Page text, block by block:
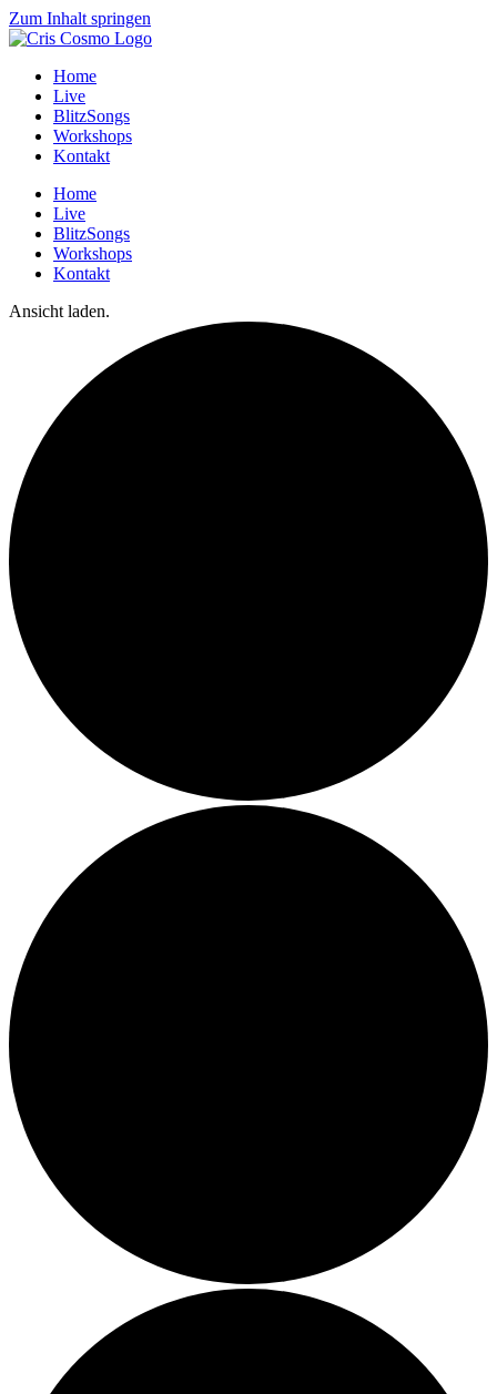
Zum Inhalt springen
Home
Live
BlitzSongs
Workshops
Kontakt
Home
Live
BlitzSongs
Workshops
Kontakt
Ansicht laden.